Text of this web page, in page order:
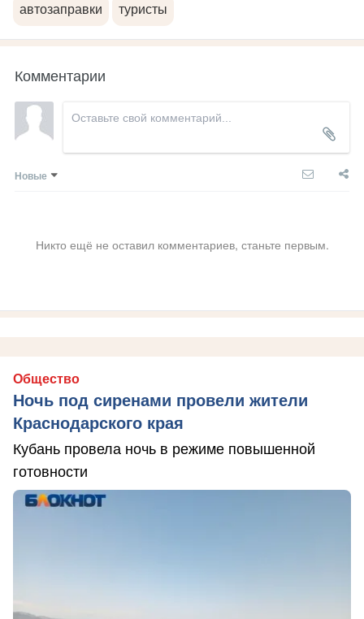
автозаправки туристы
Комментарии
Новые
Никто ещё не оставил комментариев, станьте первым.
Общество
Ночь под сиренами провели жители
Краснодарского края
Кубань провела ночь в режиме повышенной
готовности